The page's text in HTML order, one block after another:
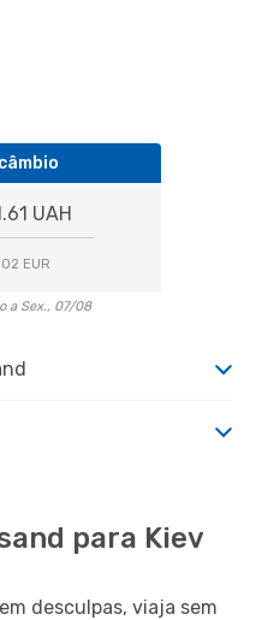
UAH
EUR
a Sex., 07/08
para Kiev
desculpas, viaja sem